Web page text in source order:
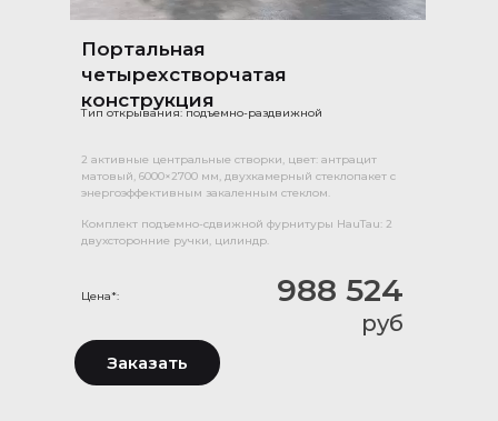
Портальная
четырехстворчатая
конструкция
Тип открывания: подъемно-раздвижной
Цена*:
2 активные центральные створки, цвет: антрацит
матовый, 6000×2700 мм, двухкамерный стеклопакет с
энергоэффективным закаленным стеклом.
Комплект подъемно-сдвижной фурнитуры HauTau: 2
двухсторонние ручки, цилиндр.
988 524
руб
Заказать